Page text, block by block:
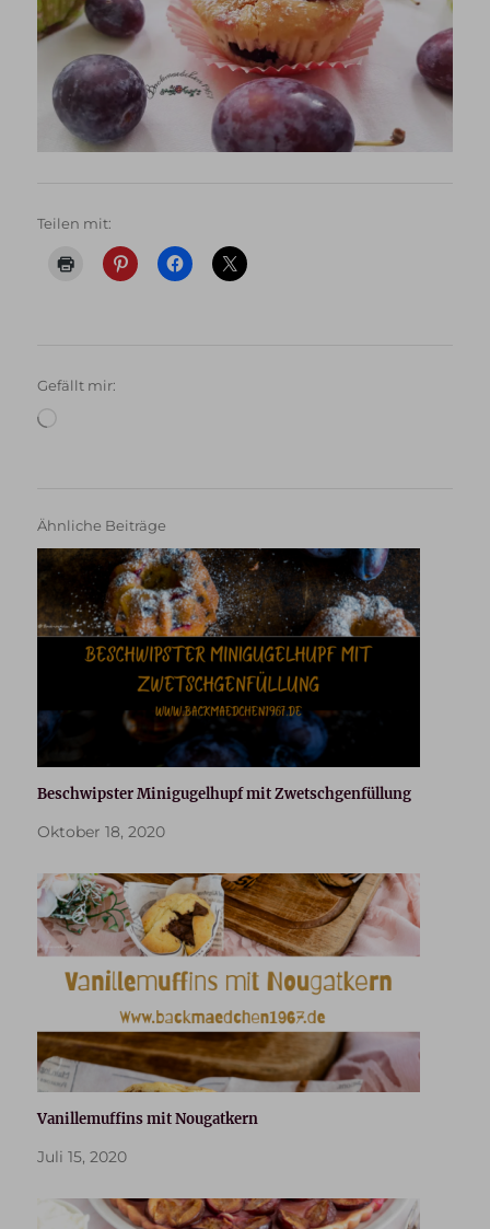
Teilen mit:
Gefällt mir:
Ähnliche Beiträge
Beschwipster Minigugelhupf mit Zwetschgenfüllung
Oktober 18, 2020
Vanillemuffins mit Nougatkern
Juli 15, 2020